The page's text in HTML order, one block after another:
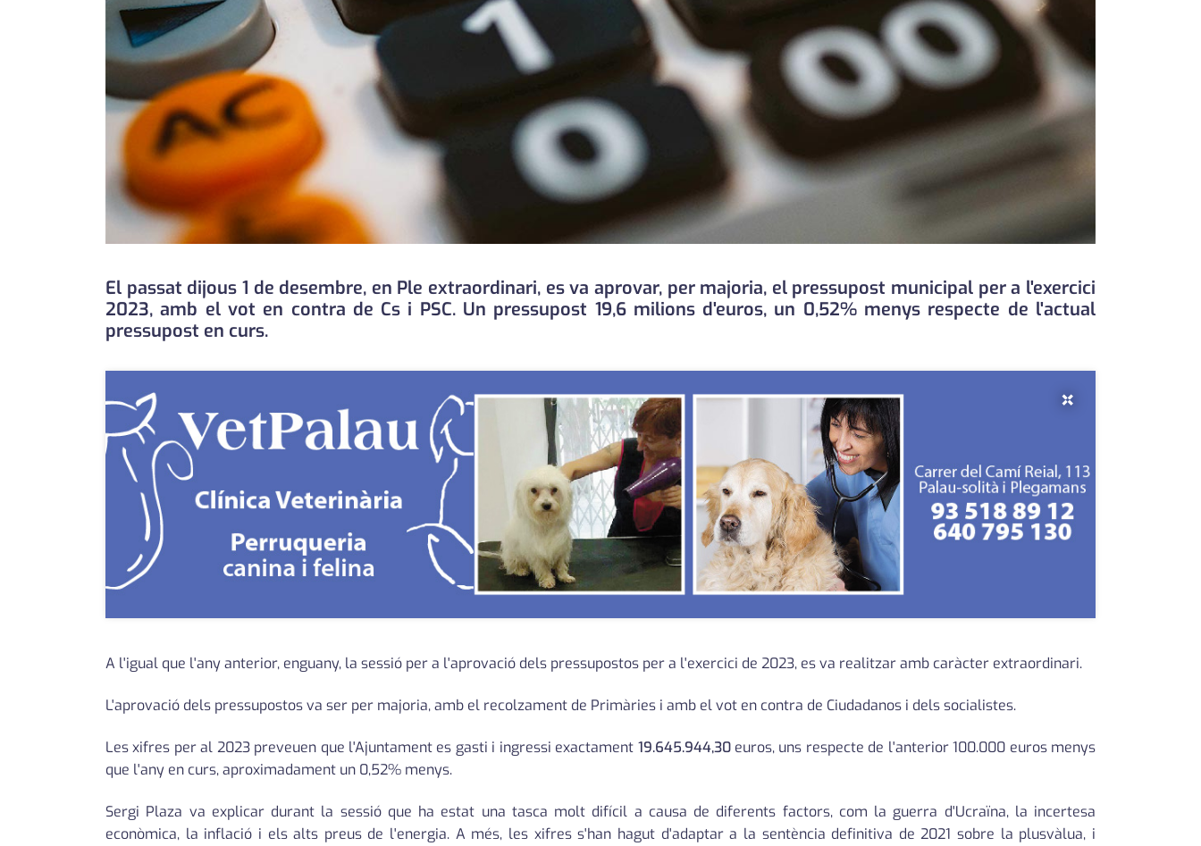
El passat dijous 1 de desembre, en Ple extraordinari, es va aprovar, per majoria, el pressupost municipal per a l'exercici
2023, amb el vot en contra de Cs i PSC. Un pressupost 19,6 milions d'euros, un 0,52% menys respecte de l'actual
pressupost en curs.
×
A l'igual que l'any anterior, enguany, la sessió per a l'aprovació dels pressupostos per a l'exercici de 2023, es va realitzar amb caràcter extraordinari.
L'aprovació dels pressupostos va ser per majoria, amb el recolzament de Primàries i amb el vot en contra de Ciudadanos i dels socialistes.
Les xifres per al 2023 preveuen que l'Ajuntament es gasti i ingressi exactament 19.645.944,30euros, uns respecte de l'anterior 100.000 euros menys
que l'any en curs, aproximadament un 0,52% menys.
Sergi Plaza va explicar durant la sessió que ha estat una tasca molt difícil a causa de diferents factors, com la guerra d'Ucraïna, la incertesa
econòmica, la inflació i els alts preus de l'energia. A més, les xifres s'han hagut d'adaptar a la sentència definitiva de 2021 sobre la plusvàlua, i